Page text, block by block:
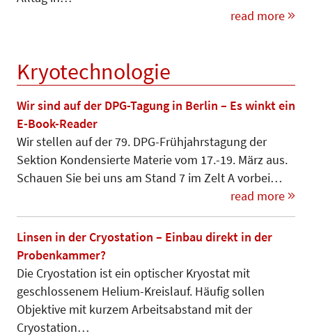
read more
Kryotechnologie
Wir sind auf der DPG-Tagung in Berlin – Es winkt ein
E-Book-Reader
Wir stellen auf der 79. DPG-Früh­jahrs­tagung der
Sektion Konden­sier­te Materie vom 17.-19. März aus.
Schauen Sie bei uns am Stand 7 im Zelt A vorbei…
read more
Linsen in der Cryostation – Einbau direkt in der
Probenkammer?
Die Cryostation ist ein optischer Kryostat mit
geschlossenem Helium-Kreislauf. Häufig sollen
Objektive mit kurzem Arbeitsabstand mit der
Cryostation…